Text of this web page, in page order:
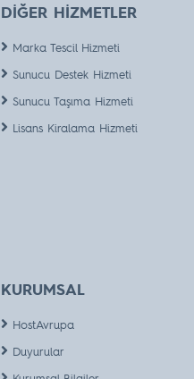
DİĞER HİZMETLER
Marka Tescil Hizmeti
Sunucu Destek Hizmeti
Sunucu Taşıma Hizmeti
Lisans Kiralama Hizmeti
KURUMSAL
HostAvrupa
Duyurular